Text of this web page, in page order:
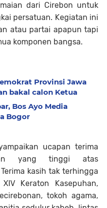
dari Cirebon untuk
persatuan. Kegiatan ini
atau partai apapun tapi
komponen bangsa.
Provinsi Jawa
bakal calon Ketua
Bos Ayo Media
Bogor
ucapan terima
yang tinggi atas
kasih tak terhingga
Keraton Kasepuhan,
tokoh agama,